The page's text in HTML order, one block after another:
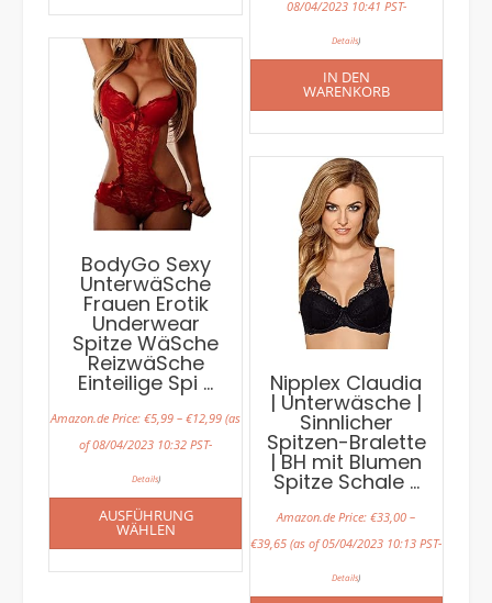
08/04/2023 10:41 PST-
Details)
IN DEN
WARENKORB
BodyGo Sexy
UnterwäSche
Frauen Erotik
Underwear
Spitze WäSche
ReizwäSche
Einteilige Spi …
Amazon.de Price:€5,99 –€12,99 (as
of 08/04/2023 10:32 PST-
Details)
AUSFÜHRUNG
WÄHLEN
Nipplex Claudia
| Unterwäsche |
Sinnlicher
Spitzen-Bralette
| BH mit Blumen
Spitze Schale …
Amazon.de Price:€33,00 –
€39,65 (as of 05/04/2023 10:13 PST-
Details)